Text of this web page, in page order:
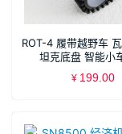
ROT-4 履带越野车
坦克底盘 智能小
SN5600
¥ 199.00